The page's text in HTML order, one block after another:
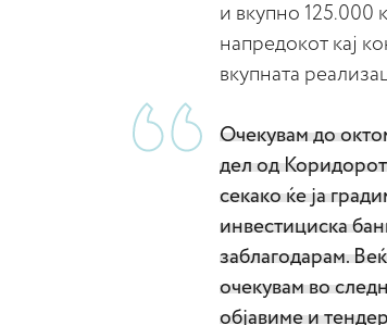
и вкупно
напредокот кај
вкупната
Очекувам до
дел од Коридорот
секако ќе ја
инвестициска
заблагодарам.
очекувам во
објавиме и